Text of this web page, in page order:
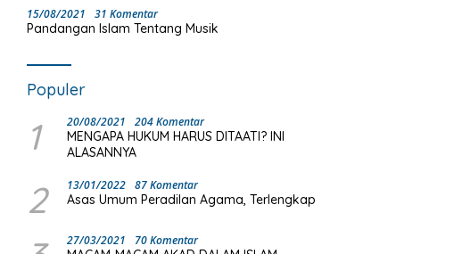
15/08/2021 31 Komentar
Pandangan Islam Tentang Musik
Populer
1 20/08/2021 204 Komentar
MENGAPA HUKUM HARUS DITAATI? INI
ALASANNYA
2 13/01/2022 87 Komentar
Asas Umum Peradilan Agama, Terlengkap
27/03/2021 70 Komentar